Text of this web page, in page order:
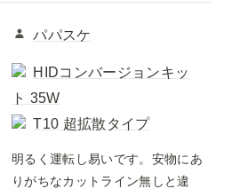
パパスケ
HIDコンバージョンキッ
ト 35W
T10 超拡散タイプ
明るく運転し易いです。安物にあ
りがちなカットライン無しと違